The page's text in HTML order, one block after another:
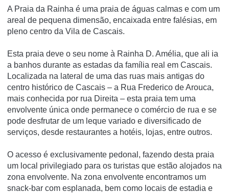
A Praia da Rainha é uma praia de águas calmas e com um
areal de pequena dimensão, encaixada entre falésias, em
pleno centro da Vila de Cascais.
Esta praia deve o seu nome à Rainha D. Amélia, que ali ia
a banhos durante as estadas da família real em Cascais.
Localizada na lateral de uma das ruas mais antigas do
centro histórico de Cascais – a Rua Frederico de Arouca,
mais conhecida por rua Direita – esta praia tem uma
envolvente única onde permanece o comércio de rua e se
pode desfrutar de um leque variado e diversificado de
serviços, desde restaurantes a hotéis, lojas, entre outros.
O acesso é exclusivamente pedonal, fazendo desta praia
um local privilegiado para os turistas que estão alojados na
zona envolvente. Na zona envolvente encontramos um
snack-bar com esplanada, bem como locais de estadia e